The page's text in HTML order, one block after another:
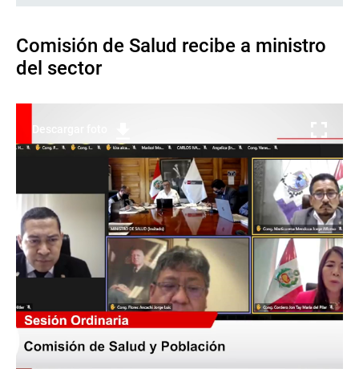
Comisión de Salud recibe a ministro
del sector
Descargar foto